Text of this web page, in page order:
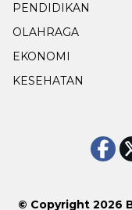
PENDIDIKAN
OLAHRAGA
EKONOMI
KESEHATAN
© Copyright 2026